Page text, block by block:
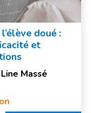
doué :
et
Massé